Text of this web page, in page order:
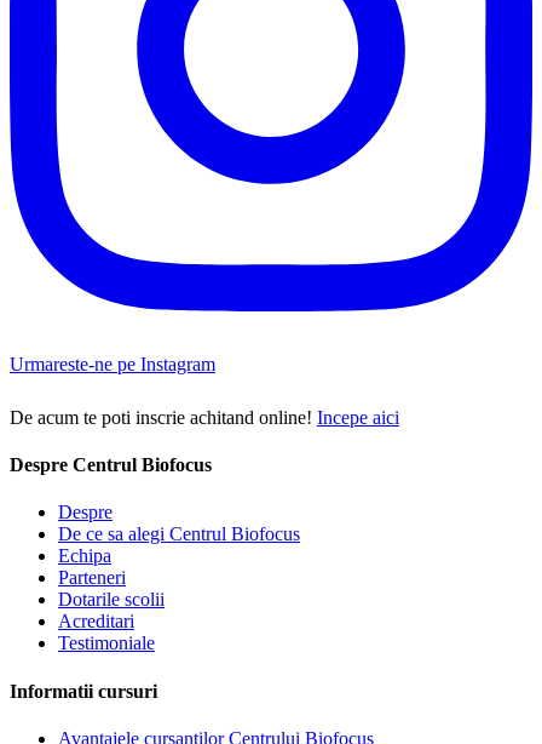
Urmareste-ne pe Instagram
De acum te poti inscrie achitand online! Incepe aici
Despre Centrul Biofocus
Despre
De ce sa alegi Centrul Biofocus
Echipa
Parteneri
Dotarile scolii
Acreditari
Testimoniale
Informatii cursuri
Avantajele cursantilor Centrului Biofocus